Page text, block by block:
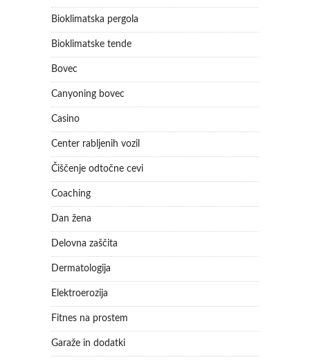
Bioklimatska pergola
Bioklimatske tende
Bovec
Canyoning bovec
Casino
Center rabljenih vozil
Čiščenje odtočne cevi
Coaching
Dan žena
Delovna zaščita
Dermatologija
Elektroerozija
Fitnes na prostem
Garaže in dodatki